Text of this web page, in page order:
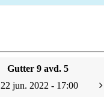
Gutter 9 avd. 5
22 jun. 2022 - 17:00